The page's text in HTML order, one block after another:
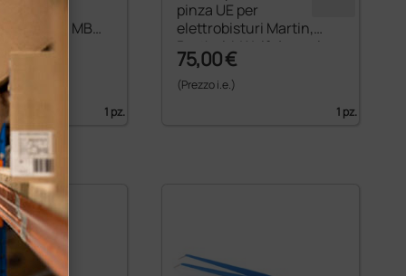
Gima MB
1 pz.
pinza UE per
elettrobisturi Martin,
Berthold, Wolf, Aesculap
75,00 €
(Prezzo i.e.)
1 pz.